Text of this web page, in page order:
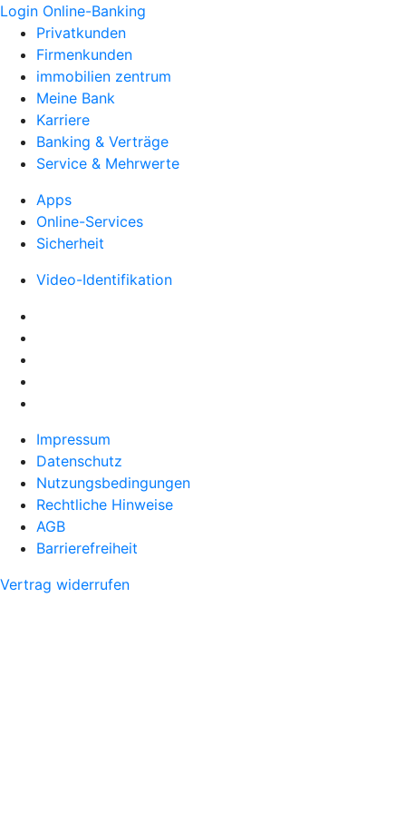
Login Online-Banking
Privatkunden
Firmenkunden
immobilien zentrum
Meine Bank
Karriere
Banking & Verträge
Service & Mehrwerte
Apps
Online-Services
Sicherheit
Video-Identifikation
Impressum
Datenschutz
Nutzungsbedingungen
Rechtliche Hinweise
AGB
Barrierefreiheit
Vertrag widerrufen